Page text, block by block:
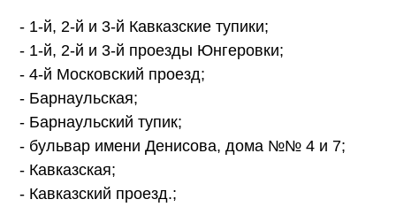
- 1-й, 2-й и 3-й Кавказские тупики;
- 1-й, 2-й и 3-й проезды Юнгеровки;
- 4-й Московский проезд;
- Барнаульская;
- Барнаульский тупик;
- бульвар имени Денисова, дома №№ 4 и 7;
- Кавказская;
- Кавказский проезд.;